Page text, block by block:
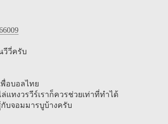
วีวี่ครับ
อบอลไทย
แทงวรวีร์เราก็ควรช่วยเท่าที่ทำได้
บจอมมารบูบ้างครับ